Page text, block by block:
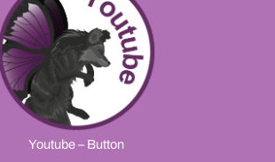
Youtube – Button